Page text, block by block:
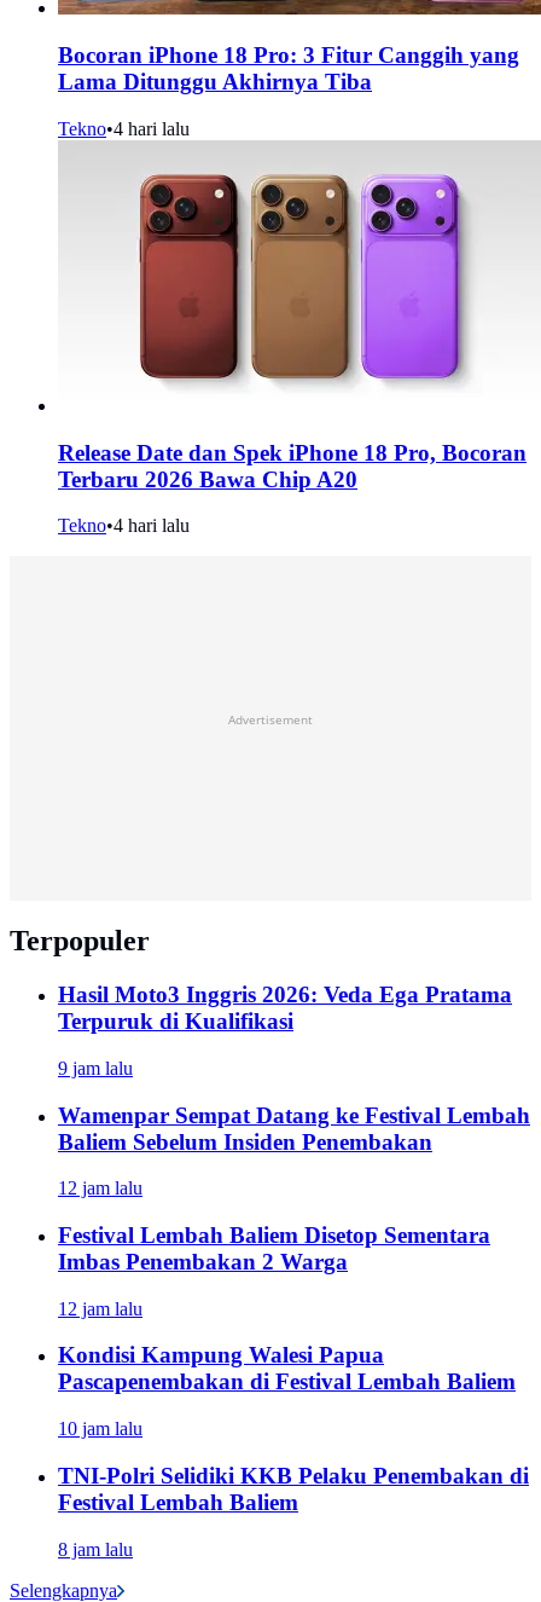
Bocoran iPhone 18 Pro: 3 Fitur Canggih yang
Lama Ditunggu Akhirnya Tiba
Tekno•4 hari lalu
Release Date dan Spek iPhone 18 Pro, Bocoran
Terbaru 2026 Bawa Chip A20
Tekno•4 hari lalu
Advertisement
Terpopuler
Hasil Moto3 Inggris 2026: Veda Ega Pratama
Terpuruk di Kualifikasi
9 jam lalu
Wamenpar Sempat Datang ke Festival Lembah
Baliem Sebelum Insiden Penembakan
12 jam lalu
Festival Lembah Baliem Disetop Sementara
Imbas Penembakan 2 Warga
12 jam lalu
Kondisi Kampung Walesi Papua
Pascapenembakan di Festival Lembah Baliem
10 jam lalu
TNI-Polri Selidiki KKB Pelaku Penembakan di
Festival Lembah Baliem
8 jam lalu
Selengkapnya